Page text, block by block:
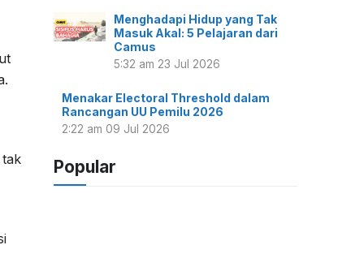
Menghadapi Hidup yang Tak
Masuk Akal: 5 Pelajaran dari
Camus
5:32 am 23 Jul 2026
Menakar Electoral Threshold dalam
Rancangan UU Pemilu 2026
2:22 am 09 Jul 2026
Popular